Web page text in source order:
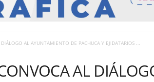
AL AYUNTAMIENTO DE PACHUCA Y EJIDATARIOS ...
AL